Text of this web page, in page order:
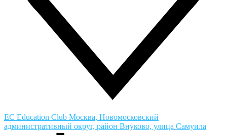
ЕС Education Club Москва, Новомосковский
административный округ, район Внуково, улица Самуила